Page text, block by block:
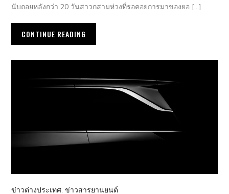
นับถอยหลังกว่า 20 วันสาวกสามห่วงที่รอคอยการมาของยอ […]
CONTINUE READING
ข่าวต่างประเทศ,ข่าวสารยานยนต์